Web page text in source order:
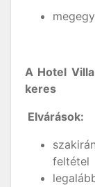
A Hotel
keres
Elvárások:
feltétel